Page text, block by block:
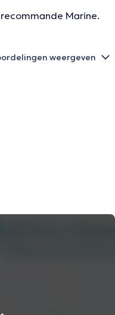
Marine.
weergeven